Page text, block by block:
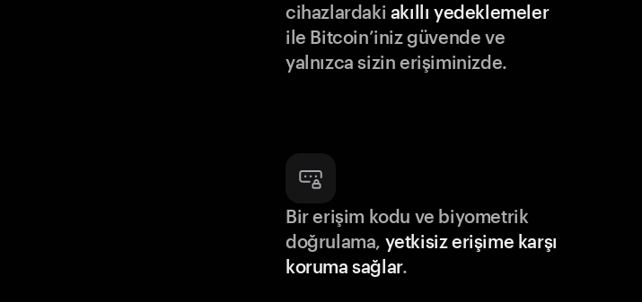
cihazlardaki akıllı yedeklemeler
ile Bitcoin’iniz güvende ve
yalnızca sizin erişiminizde.
Bir erişim kodu ve biyometrik
doğrulama, yetkisiz erişime karşı
koruma sağlar.